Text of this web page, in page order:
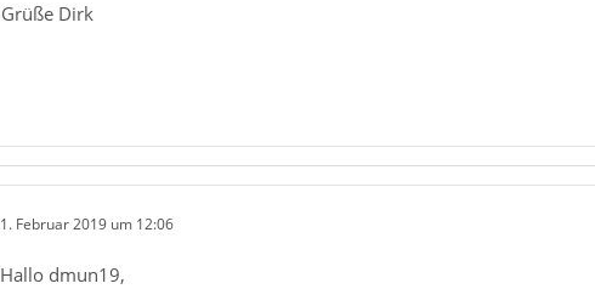
Grüße Dirk
1. Februar 2019 um 12:06
Hallo dmun19,